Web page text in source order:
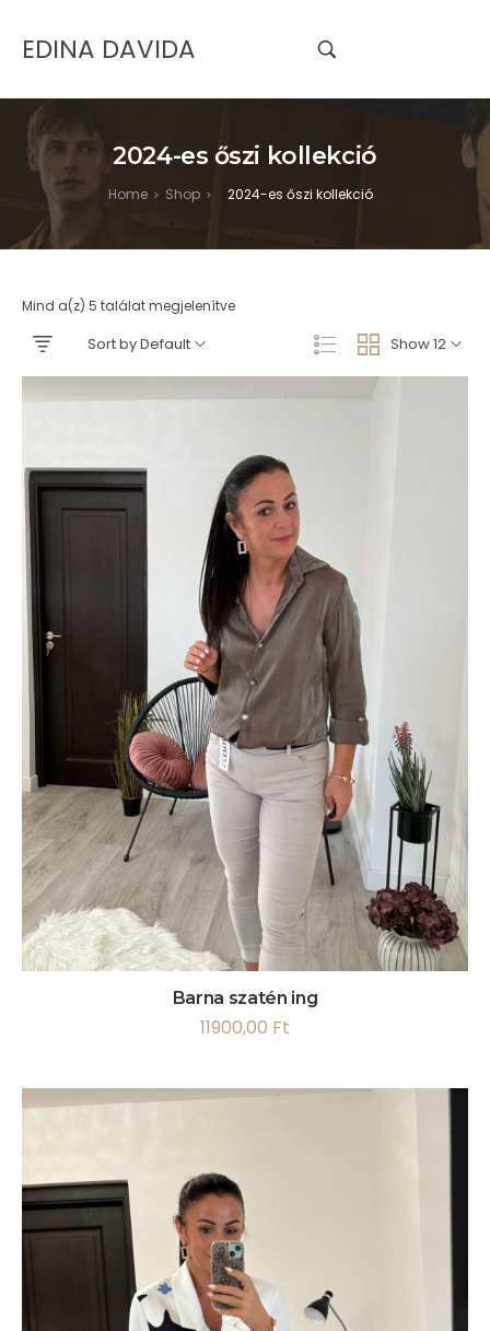
EDINA DAVIDA
2024-es őszi kollekció
Home > Shop > 2024-es őszi kollekció
Mind a(z) 5 találat megjelenítve
Show 12
Sort by Default
Barna szatén ing
11900,00 Ft